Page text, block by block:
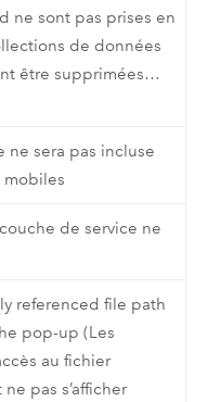
ne sont pas prises en
de données
être supprimées…
ne sera pas incluse
mobiles
de service ne
referenced file path
pop-up (Les
au fichier
pas s’afficher